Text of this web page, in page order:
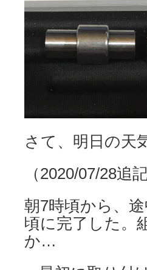
さて、明日の天
（2020/07/28追記
朝7時頃から、
頃に完了した。
か…